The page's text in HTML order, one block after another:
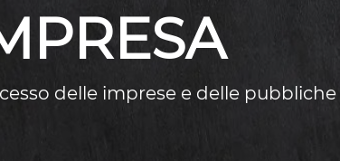
delle imprese e delle